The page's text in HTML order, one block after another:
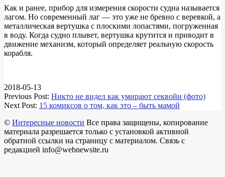
Как и ранее, прибор для измерения скорости судна называется
лагом. Но современный лаг — это уже не бревно с веревкой, а
металлическая вертушка с плоскими лопастями, погруженная
в воду. Когда судно плывет, вертушка крутится и приводит в
движение механизм, который определяет реальную скорость
корабля.
2018-05-13
Previous Post: Никто не видел как умирают секвойи (фото)
Next Post: 15 комиксов о том, как это – быть мамой
© Интересные новости Все права защищены, копирование
материала разрешается только с установкой активной
обратной ссылки на страницу с материалом. Связь с
редакцией info@webnewsite.ru